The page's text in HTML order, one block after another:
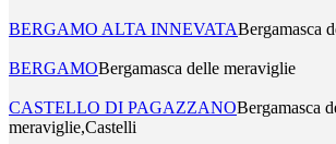
BERGAMO ALTA INNEVATABergamasca
BERGAMOBergamasca delle meraviglie
CASTELLO DI PAGAZZANOBergamasca
meraviglie,Castelli